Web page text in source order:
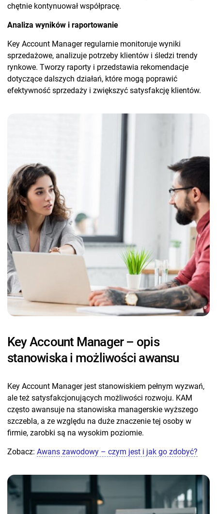
chętnie kontynuował współpracę.
Analiza wyników i raportowanie
Key Account Manager regularnie monitoruje wyniki
sprzedażowe, analizuje potrzeby klientów i śledzi trendy
rynkowe. Tworzy raporty i przedstawia rekomendacje
dotyczące dalszych działań, które mogą poprawić
efektywność sprzedaży i zwiększyć satysfakcję klientów.
Key Account Manager – opis
stanowiska i możliwości awansu
Key Account Manager jest stanowiskiem pełnym wyzwań,
ale też satysfakcjonujących możliwości rozwoju. KAM
często awansuje na stanowiska managerskie wyższego
szczebla, a ze względu na duże znaczenie tej osoby w
firmie, zarobki są na wysokim poziomie.
Zobacz: Awans zawodowy – czym jest i jak go zdobyć?